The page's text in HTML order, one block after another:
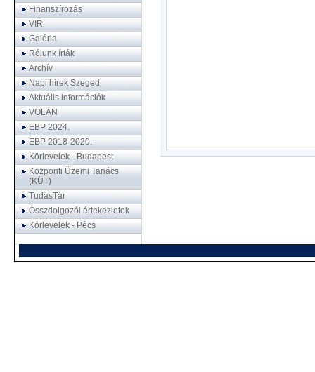
Finanszírozás
VIR
Galéria
Rólunk írták
Archív
Napi hírek Szeged
Aktuális információk
VOLÁN
EBP 2024.
EBP 2018-2020.
Körlevelek - Budapest
Központi Üzemi Tanács
(KÜT)
TudásTár
Összdolgozói értekezletek
Körlevelek - Pécs